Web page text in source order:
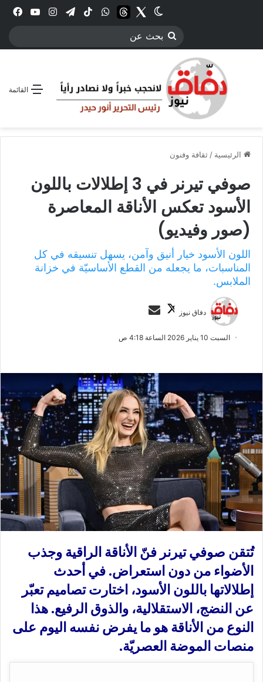
انستقرامتيلقرام‫TikTokواتسابthreadsTwitter
الوضع المظلم
بحث
القائمة
الرئيسية /ثقافة وفنون
صوفي تيرنر في 3 إطلالات باللون
الأسود تعكس الأناقة المعاصرة
(صور وفيديو)
اللون الأسود خيار أنيق وآمن، يسهل تنسيقه في كل
المناسبات، ما يجعله من القطع الأساسيّة في خزانة
الملابس.
دفاق نيوز
ت
ب
ل
ى
X
س
ر
ي
د
ا
إ
ل
ك
ت
ر
و
ن
ي
ا
السبت 10 يناير 2026 الساعة 4:18 ص
تُتقن صوفي تيرنر فنّ الأناقة الراقية وجذب
الأضواء من دون استعراض. في أحدث
إطلالاتها باللون الأسود، اختارت تصاميم تعبّر
عن النضج، الاستقلالية، والذوق الرفيع. هذا
النوع من الأناقة هو ما يفرض نفسه اليوم على
منصات الموضة العصريّة.